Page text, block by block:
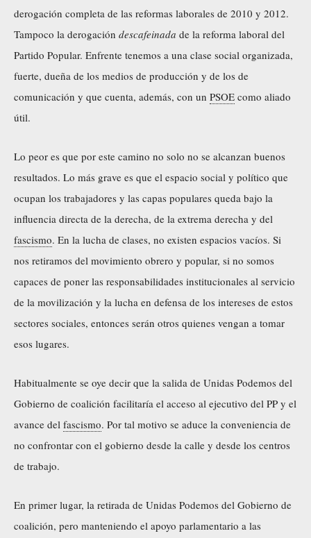
derogación completa de las reformas laborales de 2010 y 2012.
Tampoco la derogación descafeinada de la reforma laboral del
Partido Popular. Enfrente tenemos a una clase social organizada,
fuerte, dueña de los medios de producción y de los de
comunicación y que cuenta, además, con un PSOE como aliado
útil.
Lo peor es que por este camino no solo no se alcanzan buenos
resultados. Lo más grave es que el espacio social y político que
ocupan los trabajadores y las capas populares queda bajo la
influencia directa de la derecha, de la extrema derecha y del
fascismo. En la lucha de clases, no existen espacios vacíos. Si
nos retiramos del movimiento obrero y popular, si no somos
capaces de poner las responsabilidades institucionales al servicio
de la movilización y la lucha en defensa de los intereses de estos
sectores sociales, entonces serán otros quienes vengan a tomar
esos lugares.
Habitualmente se oye decir que la salida de Unidas Podemos del
Gobierno de coalición facilitaría el acceso al ejecutivo del PP y el
avance del fascismo. Por tal motivo se aduce la conveniencia de
no confrontar con el gobierno desde la calle y desde los centros
de trabajo.
En primer lugar, la retirada de Unidas Podemos del Gobierno de
coalición, pero manteniendo el apoyo parlamentario a las